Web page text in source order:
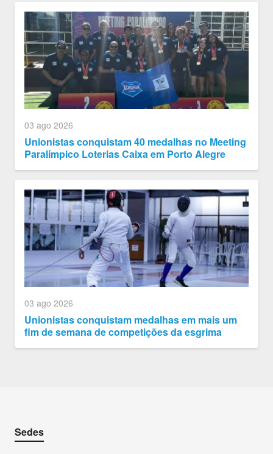
03 ago 2026
Unionistas conquistam 40 medalhas no Meeting
Paralímpico Loterias Caixa em Porto Alegre
03 ago 2026
Unionistas conquistam medalhas em mais um
fim de semana de competições da esgrima
Sedes